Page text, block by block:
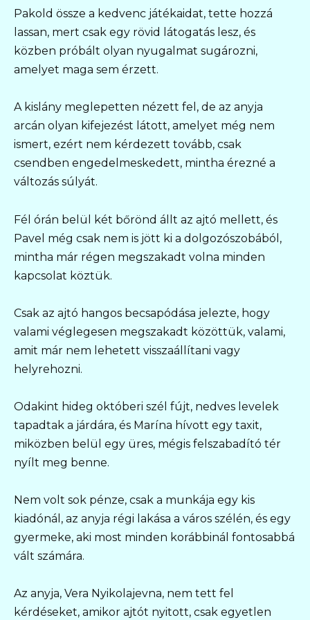
Pakold össze a kedvenc játékaidat, tette hozzá
lassan, mert csak egy rövid látogatás lesz, és
közben próbált olyan nyugalmat sugározni,
amelyet maga sem érzett.
A kislány meglepetten nézett fel, de az anyja
arcán olyan kifejezést látott, amelyet még nem
ismert, ezért nem kérdezett tovább, csak
csendben engedelmeskedett, mintha érezné a
változás súlyát.
Fél órán belül két bőrönd állt az ajtó mellett, és
Pavel még csak nem is jött ki a dolgozószobából,
mintha már régen megszakadt volna minden
kapcsolat köztük.
Csak az ajtó hangos becsapódása jelezte, hogy
valami véglegesen megszakadt közöttük, valami,
amit már nem lehetett visszaállítani vagy
helyrehozni.
Odakint hideg októberi szél fújt, nedves levelek
tapadtak a járdára, és Marína hívott egy taxit,
miközben belül egy üres, mégis felszabadító tér
nyílt meg benne.
Nem volt sok pénze, csak a munkája egy kis
kiadónál, az anyja régi lakása a város szélén, és egy
gyermeke, aki most minden korábbinál fontosabbá
vált számára.
Az anyja, Vera Nyikolajevna, nem tett fel
kérdéseket, amikor ajtót nyitott, csak egyetlen